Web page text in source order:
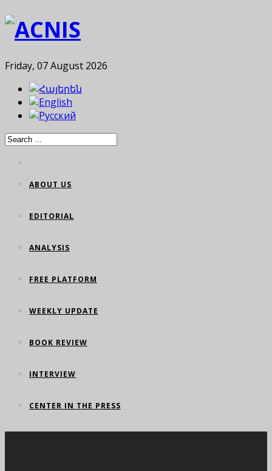
Friday, 07 August 2026
ABOUT US
EDITORIAL
ANALYSIS
FREE PLATFORM
WEEKLY UPDATE
BOOK REVIEW
INTERVIEW
CENTER IN THE PRESS